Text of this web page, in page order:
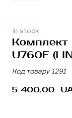
In stock
Комплект
U760E
Код товару 1291
5 400,00